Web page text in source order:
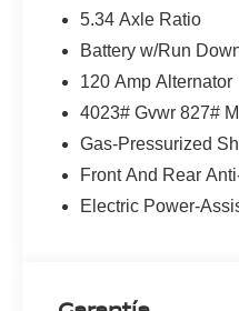
5.34 Axle Ratio
Battery w/Run
120 Amp Alternator
4023# Gvwr 827#
Gas-Pressurized
Front And Rear
Electric Power-